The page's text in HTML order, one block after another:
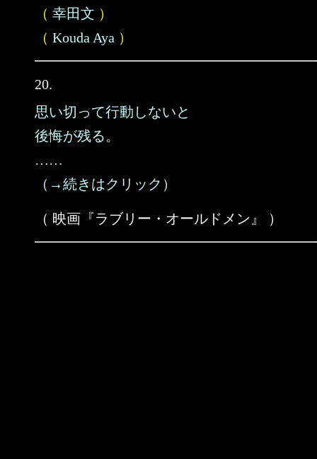
（ 幸田文 ）
（ Kouda Aya ）
20.
思い切って行動しないと
後悔が残る。
……
（→続きはクリック）
（ 映画『ラブリー・オールドメン』 ）